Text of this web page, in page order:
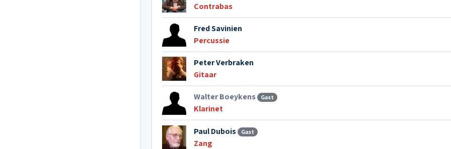
Contrabas
Fred Savinien
Percussie
Peter Verbraken
Gitaar
Walter Boeykens Gast
Klarinet
Paul Dubois Gast
Zang